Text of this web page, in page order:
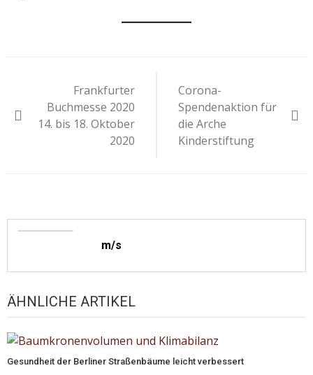
Frankfurter
Buchmesse 2020
14. bis 18. Oktober
2020
Corona-
Spendenaktion für
die Arche
Kinderstiftung
m/s
ÄHNLICHE ARTIKEL
Gesundheit der Berliner Straßenbäume leicht verbessert